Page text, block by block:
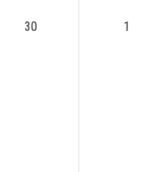
30 1